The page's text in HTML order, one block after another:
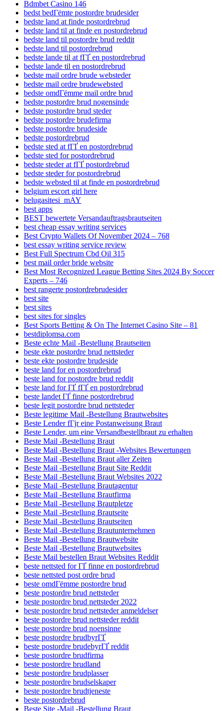
Bdmbet Casino 146
bedst bedГёmte postordre brudesider
bedste land at finde postordrebrud
bedste land til at finde en postordrebrud
bedste land til postordre brud reddit
bedste land til postordrebrud
bedste lande til at fГҐ en postordrebrud
bedste lande til en postordrebrud
bedste mail ordre brude websteder
bedste mail ordre brudewebsted
bedste omdГёmme mail ordre brud
bedste postordre brud nogensinde
bedste postordre brud steder
bedste postordre brudefirma
bedste postordre brudeside
bedste postordrebrud
bedste sted at fГҐ en postordrebrud
bedste sted for postordrebrud
bedste steder at fГҐ postordrebrud
bedste steder for postordrebrud
bedste websted til at finde en postordrebrud
belgium escort girl here
belugasitesi_mAY
best apps
BEST bewertete Versandauftragsbrautseiten
best cheap essay writing services
Best Crypto Wallets Of November 2024 – 768
best essay writing service review
Best Full Spectrum Cbd Oil 315
best mail order bride website
Best Most Recognized League Betting Sites 2024 By Soccer
Experts – 746
best rangerte postordrebrudesider
best site
best sites
best sites for singles
Best Sports Betting & On The Internet Casino Site – 81
bestdiplomsa.com
Beste echte Mail -Bestellung Brautseiten
beste ekte postordre brud nettsteder
beste ekte postordre brudeside
beste land for en postordrebrud
beste land for postordre brud reddit
beste land for ГҐ fГҐ en postordrebrud
beste landet ГҐ finne postordrebrud
beste legit postordre brud nettsteder
Beste legitime Mail -Bestellung Brautwebsites
Beste Lender fГјr eine Postanweisung Braut
Beste Lender, um eine Versandbestellbraut zu erhalten
Beste Mail -Bestellung Braut
Beste Mail -Bestellung Braut -Websites Bewertungen
Beste Mail -Bestellung Braut aller Zeiten
Beste Mail -Bestellung Braut Site Reddit
Beste Mail -Bestellung Braut Websites 2022
Beste Mail -Bestellung Brautagentur
Beste Mail -Bestellung Brautfirma
Beste Mail -Bestellung Brautpletze
Beste Mail -Bestellung Brautseite
Beste Mail -Bestellung Brautseiten
Beste Mail -Bestellung Brautunternehmen
Beste Mail -Bestellung Brautwebsite
Beste Mail -Bestellung Brautwebsites
Beste Mail bestellen Braut Websites Reddit
beste nettsted for ГҐ finne en postordrebrud
beste nettsted post ordre brud
beste omdГёmme postordre brud
beste postordre brud nettsteder
beste postordre brud nettsteder 2022
beste postordre brud nettsteder anmeldelser
beste postordre brud nettsteder reddit
beste postordre brud noensinne
beste postordre brudbyrГҐ
beste postordre brudebyrГҐ reddit
beste postordre brudfirma
beste postordre brudland
beste postordre brudplasser
beste postordre brudselskaper
beste postordre brudtjeneste
beste postordrebrud
Beste Site -Mail -Bestellung Braut